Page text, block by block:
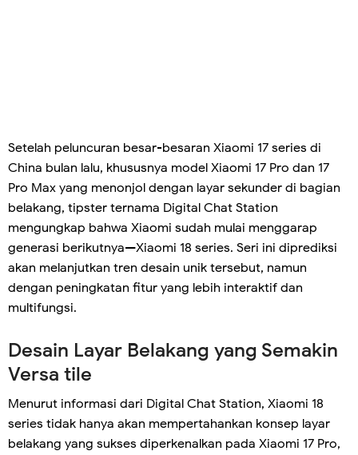
Setelah peluncuran besar-besaran Xiaomi 17 series di
China bulan lalu, khususnya model Xiaomi 17 Pro dan 17
Pro Max yang menonjol dengan layar sekunder di bagian
belakang, tipster ternama Digital Chat Station
mengungkap bahwa Xiaomi sudah mulai menggarap
generasi berikutnya—Xiaomi 18 series. Seri ini diprediksi
akan melanjutkan tren desain unik tersebut, namun
dengan peningkatan fitur yang lebih interaktif dan
multifungsi.
Desain Layar Belakang yang Semakin
Versa tile
Menurut informasi dari Digital Chat Station, Xiaomi 18
series tidak hanya akan mempertahankan konsep layar
belakang yang sukses diperkenalkan pada Xiaomi 17 Pro,